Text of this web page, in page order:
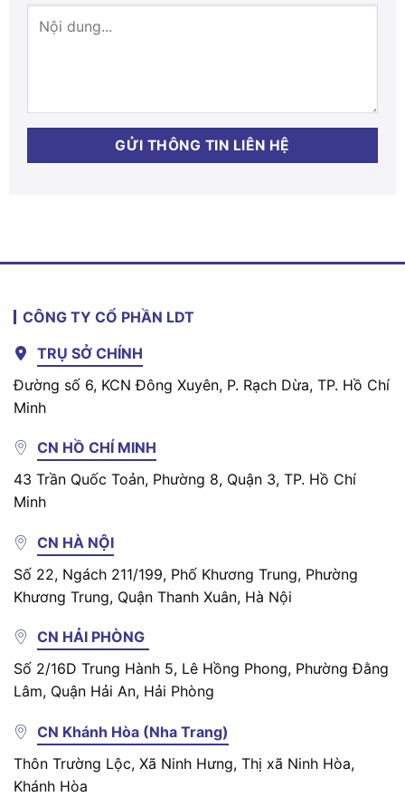
CÔNG TY CỔ PHẦN LDT
TRỤ SỞ CHÍNH
Đường số 6, KCN Đông Xuyên, P. Rạch Dừa, TP. Hồ Chí
Minh
CN HỒ CHÍ MINH
43 Trần Quốc Toản, Phường 8, Quận 3, TP. Hồ Chí
Minh
CN HÀ NỘI
Số 22, Ngách 211/199, Phố Khương Trung, Phường
Khương Trung, Quận Thanh Xuân, Hà Nội
CN HẢI PHÒNG
Số 2/16D Trung Hành 5, Lê Hồng Phong, Phường Đằng
Lâm, Quận Hải An, Hải Phòng
CN Khánh Hòa (Nha Trang)
Thôn Trường Lộc, Xã Ninh Hưng, Thị xã Ninh Hòa,
Khánh Hòa